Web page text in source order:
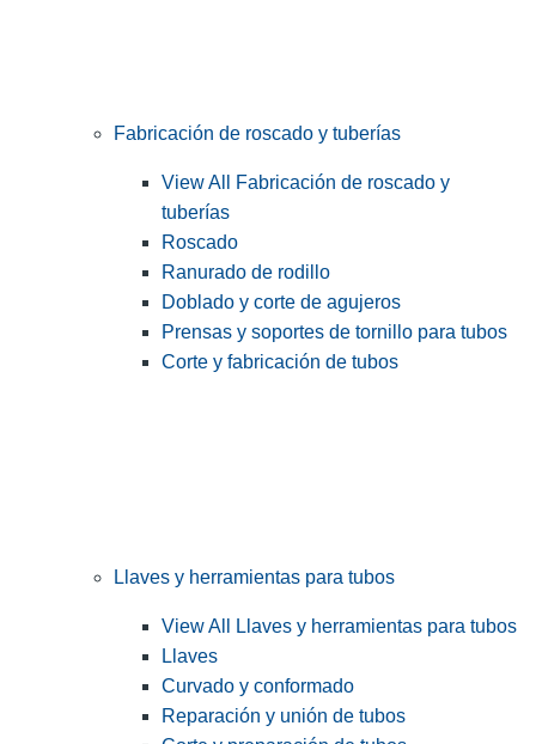
Fabricación de roscado y tuberías
View All Fabricación de roscado y
tuberías
Roscado
Ranurado de rodillo
Doblado y corte de agujeros
Prensas y soportes de tornillo para tubos
Corte y fabricación de tubos
Llaves y herramientas para tubos
View All Llaves y herramientas para tubos
Llaves
Curvado y conformado
Reparación y unión de tubos